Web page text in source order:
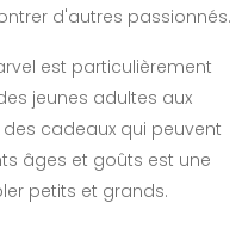
d'autres passionnés.
est particulièrement
jeunes adultes aux
cadeaux qui peuvent
âges et goûts est une
petits et grands.